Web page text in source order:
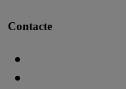
Contacte